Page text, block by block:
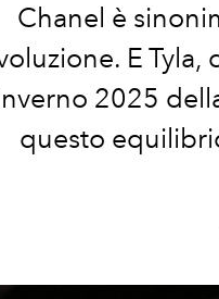
Chanel è
E Tyla,
2025
questo